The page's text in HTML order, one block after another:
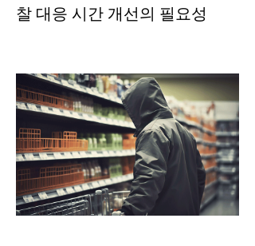
찰 대응 시간 개선의 필요성